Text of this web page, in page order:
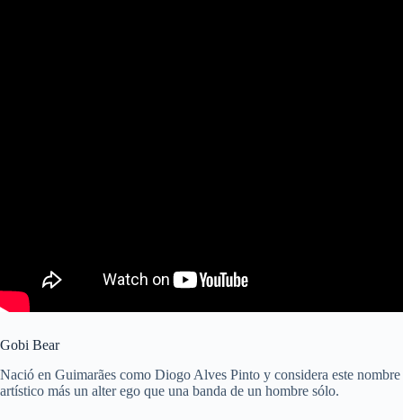
Gobi Bear
Nació en Guimarães como Diogo Alves Pinto y considera este nombre
artístico más un alter ego que una banda de un hombre sólo.